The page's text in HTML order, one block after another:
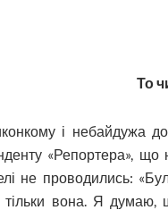
То
і небайдужа
«Репортера»,
не проводились:
вона. Я думаю,